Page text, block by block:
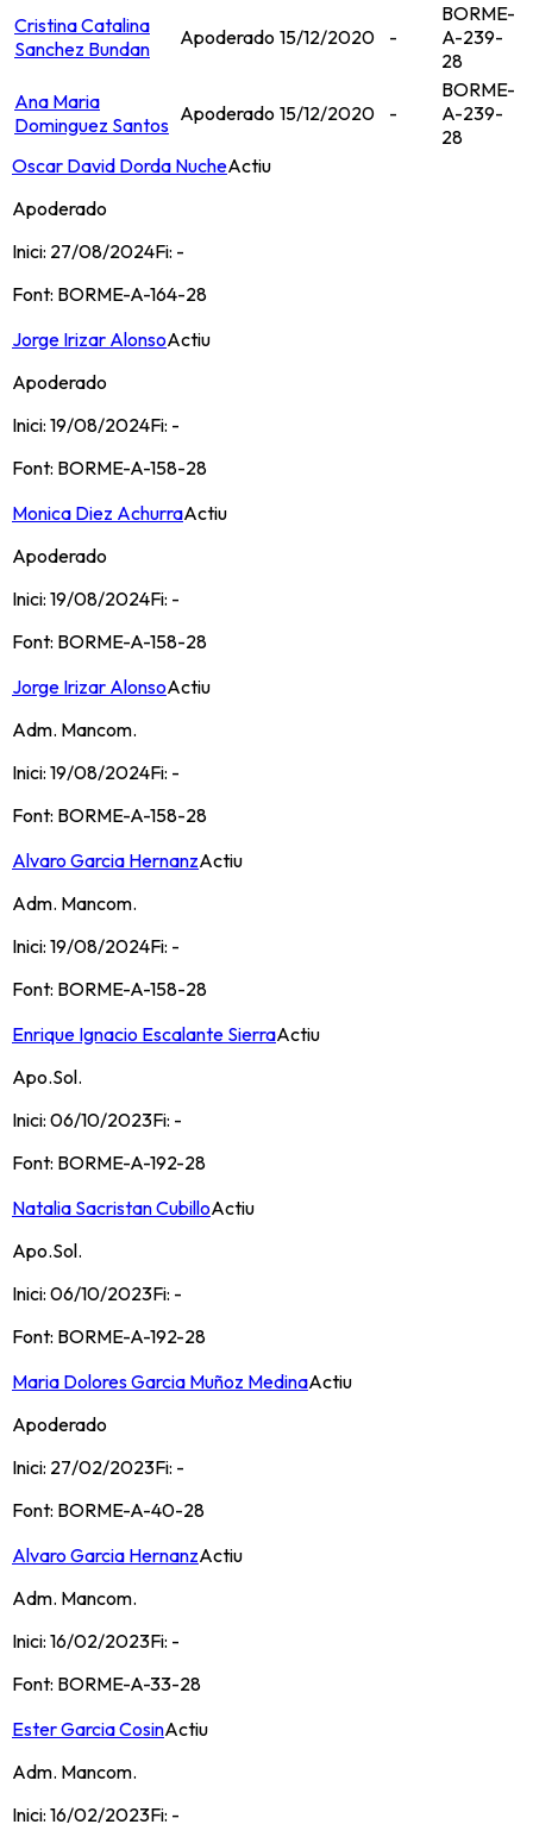
Cristina Catalina
Sanchez Bundan
Apoderado 15/12/2020 -
BORME-
A-239-
28
Ana Maria
Dominguez Santos Apoderado 15/12/2020 -
BORME-
A-239-
28
Oscar David Dorda NucheActiu
Apoderado
Inici: 27/08/2024Fi: -
Font: BORME-A-164-28
Jorge Irizar AlonsoActiu
Apoderado
Inici: 19/08/2024Fi: -
Font: BORME-A-158-28
Monica Diez AchurraActiu
Apoderado
Inici: 19/08/2024Fi: -
Font: BORME-A-158-28
Jorge Irizar AlonsoActiu
Adm. Mancom.
Inici: 19/08/2024Fi: -
Font: BORME-A-158-28
Alvaro Garcia HernanzActiu
Adm. Mancom.
Inici: 19/08/2024Fi: -
Font: BORME-A-158-28
Enrique Ignacio Escalante SierraActiu
Apo.Sol.
Inici: 06/10/2023Fi: -
Font: BORME-A-192-28
Natalia Sacristan CubilloActiu
Apo.Sol.
Inici: 06/10/2023Fi: -
Font: BORME-A-192-28
Maria Dolores Garcia Muñoz MedinaActiu
Apoderado
Inici: 27/02/2023Fi: -
Font: BORME-A-40-28
Alvaro Garcia HernanzActiu
Adm. Mancom.
Inici: 16/02/2023Fi: -
Font: BORME-A-33-28
Ester Garcia CosinActiu
Adm. Mancom.
Inici: 16/02/2023Fi: -